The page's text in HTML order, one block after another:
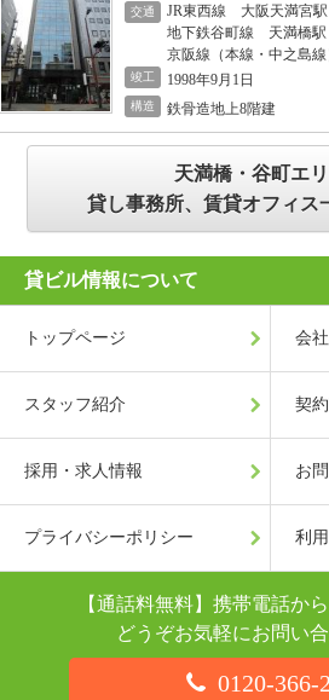
交通
JR東西線 大阪天満宮
地下鉄谷町線 天満橋
京阪線（本線・中之島
竣工 1998年9月1日
構造 鉄骨造地上8階建
天満橋・谷町エ
貸し事務所、賃貸オフィス
貸ビル情報について
トップページ 会
スタッフ紹介 契
採用・求人情報 お
プライバシーポリシー 利
【通話料無料】携帯電話か
どうぞお気軽にお問い
0120-366-